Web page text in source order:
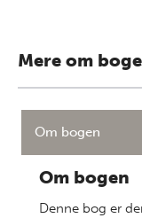
Mere om
Om bogen
Om bogen
Denne bog er